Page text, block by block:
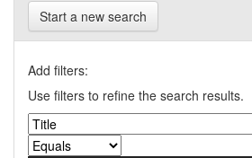
Start a new search
Add filters:
Use filters to refine the search results.